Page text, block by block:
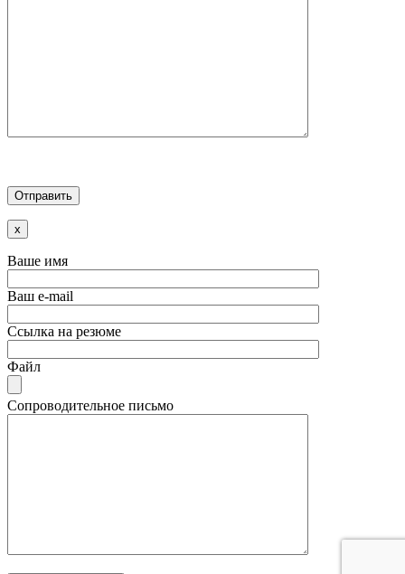
x
Ваше имя
Ваш e-mail
Ссылка на резюме
Файл
Сопроводительное письмо